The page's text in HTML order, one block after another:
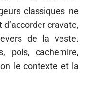
classiques ne
cravate,
de la veste.
pois, cachemire,
le contexte et la